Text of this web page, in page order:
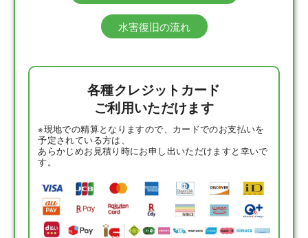
水害復旧の流れ
各種クレジットカード
ご利用いただけます
※現地での精算となりますので、カードでのお支払いを
予定されている方は、
あらかじめお見積り時にお申し出いただけますと幸いで
す。